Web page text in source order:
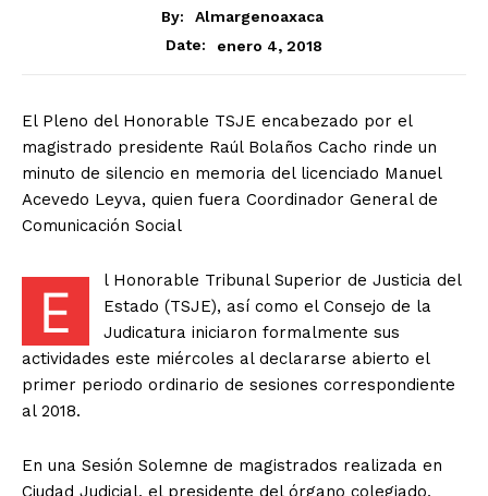
By:
Almargenoaxaca
Date:
enero 4, 2018
El Pleno del Honorable TSJE encabezado por el
magistrado presidente Raúl Bolaños Cacho rinde un
minuto de silencio en memoria del licenciado Manuel
Acevedo Leyva, quien fuera Coordinador General de
Comunicación Social
E
l Honorable Tribunal Superior de Justicia del
Estado (TSJE), así como el Consejo de la
Judicatura iniciaron formalmente sus
actividades este miércoles al declararse abierto el
primer periodo ordinario de sesiones correspondiente
al 2018.
En una Sesión Solemne de magistrados realizada en
Ciudad Judicial, el presidente del órgano colegiado,